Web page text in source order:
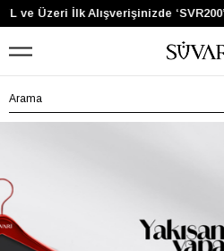
Üzeri İlk Alışverişinizde ‘SVR200’